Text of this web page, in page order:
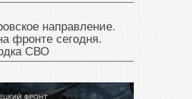
направление.
фронте сегодня.
СВО